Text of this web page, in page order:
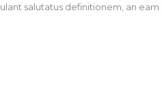
salutatus definitionem, an eam